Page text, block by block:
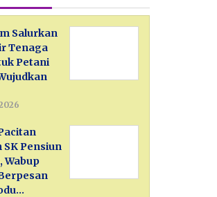
Salurkan
Tenaga
Petani
SK Pensiun
Wabup